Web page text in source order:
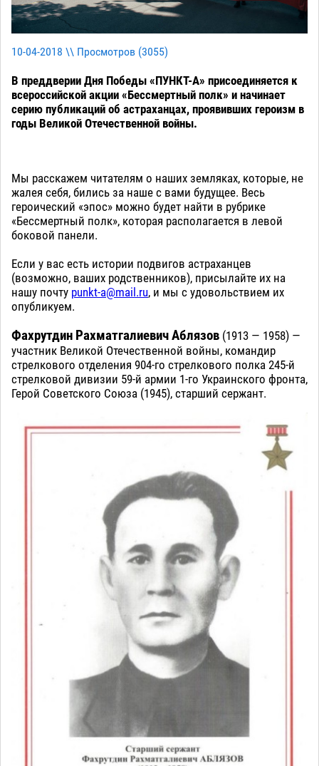
10-04-2018 \\ Просмотров (3055)
В преддверии Дня Победы «ПУНКТ-А» присоединяется к
всероссийской акции «Бессмертный полк» и начинает
серию публикаций об астраханцах, проявивших героизм в
годы Великой Отечественной войны.
Мы расскажем читателям о наших земляках, которые, не
жалея себя, бились за наше с вами будущее. Весь
героический «эпос» можно будет найти в рубрике
«Бессмертный полк», которая располагается в левой
боковой панели.
Если у вас есть истории подвигов астраханцев
(возможно, ваших родственников), присылайте их на
нашу почту punkt-a@mail.ru, и мы с удовольствием их
опубликуем.
Фахрутдин Рахматгалиевич Аблязов (1913 — 1958) —
участник Великой Отечественной войны, командир
стрелкового отделения 904-го стрелкового полка 245-й
стрелковой дивизии 59-й армии 1-го Украинского фронта,
Герой Советского Союза (1945), старший сержант.